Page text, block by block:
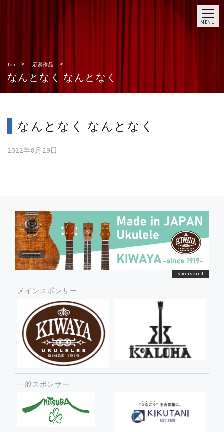
MENU
Top 応募作品
なんとなく なんとなく
なんとなく なんとなく
2022年8月29日
メインスポンサー
一般スポンサー